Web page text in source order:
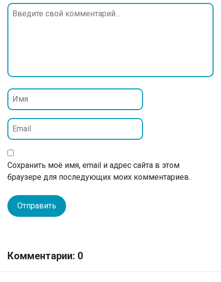
Сохранить моё имя, email и адрес сайта в этом
браузере для последующих моих комментариев.
Комментарии: 0